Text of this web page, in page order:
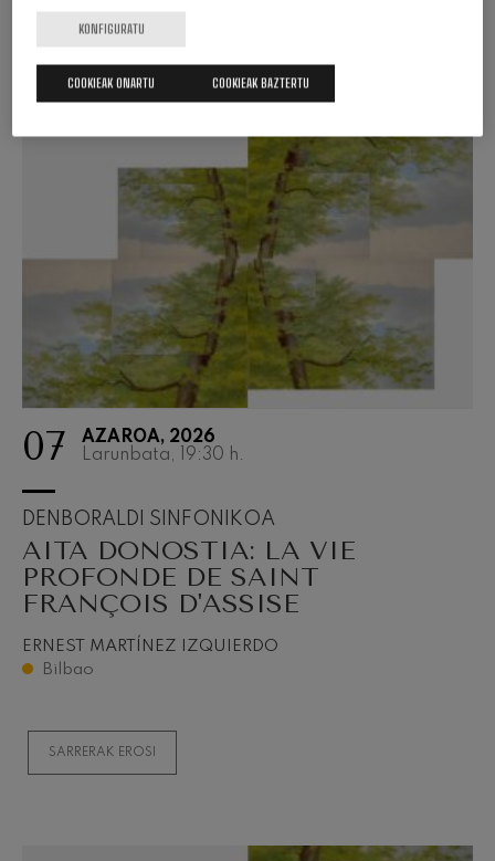
SARRERAK EROSI
07
AZAROA, 2026
Larunbata, 19:30 h.
DENBORALDI SINFONIKOA
AITA DONOSTIA: LA VIE
PROFONDE DE SAINT
FRANÇOIS D'ASSISE
ERNEST MARTÍNEZ IZQUIERDO
Bilbao
SARRERAK EROSI
KONFIGURATU
COOKIEAK BAZTERTU
COOKIEAK ONARTU